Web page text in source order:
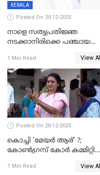
KERALA
Posted On 20-12-2025
നാളെ സത്യപ്രതിജ്ഞ
നടക്കാനിരിക്കെ പഞ്ചായത്ത്
1 Min Read View All
Posted On 20-12-2025
കൊച്ചി 'മേയർ ആര്' ?;
കോണ്‍ഗ്രസ് കോര്‍ കമ്മിറ്റി
1 Min Read View All